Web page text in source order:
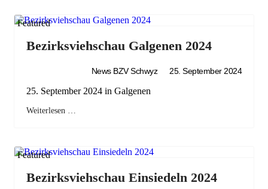
Featured
Bezirksviehschau Galgenen 2024
News BZV Schwyz 25. September 2024
25. September 2024 in Galgenen
Weiterlesen …
Featured
Bezirksviehschau Einsiedeln 2024